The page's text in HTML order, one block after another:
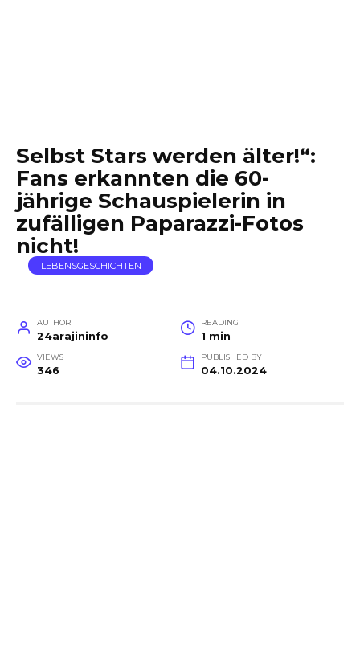
Selbst Stars werden älter!“:
Fans erkannten die 60-
jährige Schauspielerin in
zufälligen Paparazzi-Fotos
nicht!
LEBENSGESCHICHTEN
AUTHOR
24arajininfo
READING
1 min
VIEWS
346
PUBLISHED BY
04.10.2024